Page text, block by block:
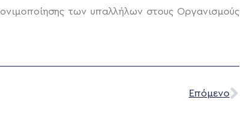
των υπαλλήλων στους Οργανισμούς
Επόμενο